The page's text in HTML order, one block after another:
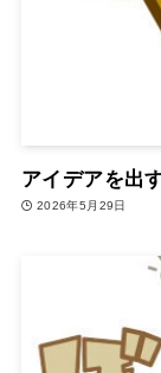
アイデアを出
2026年5月29日